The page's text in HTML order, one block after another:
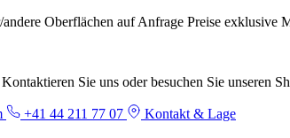
Oberflächen auf Anfrage Preise exklusive
Sie uns oder besuchen Sie unseren
+41 44 211 77 07 Kontakt & Lage